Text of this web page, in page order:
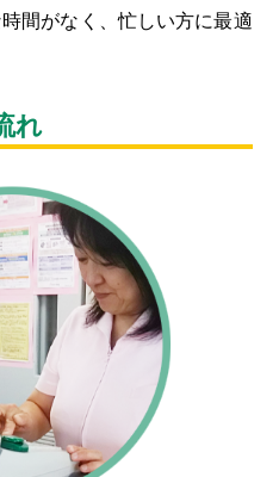
間がなく、忙しい方に最適
れ